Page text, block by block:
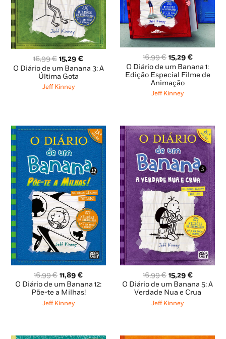
16,99€ O
preço
original
era:
15,29€O
preço
O Diário de um Banana 3: A
Última Gota
Jeff Kinney
16,99€ O
preço
original
era:
16,99 €.
15,29 €O
preço
atual
O Diário de um Banana 1:
Edição Especial Filme de
Animação
Jeff Kinney
16,99€ O
preço
original
era:
11,89€O
preço
atual
O Diário de um Banana 12:
Põe-te a Milhas!
Jeff Kinney
16,99€ O
preço
original
era:
15,29 €O
preço
atual
O Diário de um Banana 5: A
Verdade Nua e Crua
Jeff Kinney